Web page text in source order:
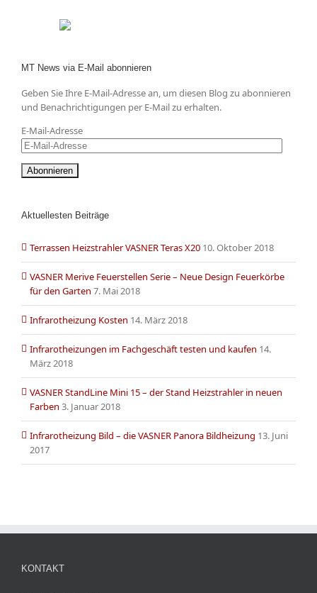
MT News via E-Mail abonnieren
Geben Sie Ihre E-Mail-Adresse an, um diesen Blog zu abonnieren
und Benachrichtigungen per E-Mail zu erhalten.
E-Mail-Adresse
Aktuellesten Beiträge
Terrassen Heizstrahler VASNER Teras X20 10. Oktober 2018
VASNER Merive Feuerstellen Serie – Neue Design Feuerkörbe
für den Garten 7. Mai 2018
Infrarotheizung Kosten 14. März 2018
Infrarotheizungen im Fachgeschäft testen und kaufen 14.
März 2018
VASNER StandLine Mini 15 – der Stand Heizstrahler in neuen
Farben 3. Januar 2018
Infrarotheizung Bild – die VASNER Panora Bildheizung 13. Juni
2017
KONTAKT